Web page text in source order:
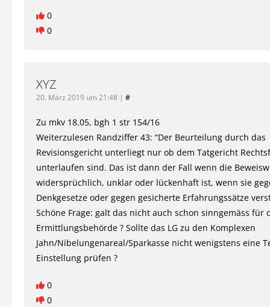
0
0
XYZ
20. März 2019 um 21:48 | #
Zu mkv 18.05, bgh 1 str 154/16
Weiterzulesen Randziffer 43: “Der Beurteilung durch das
Revisionsgericht unterliegt nur ob dem Tatgericht
unterlaufen sind. Das ist dann der Fall wenn die
widersprüchlich, unklar oder lückenhaft ist, wenn sie
Denkgesetze oder gegen gesicherte Erfahrungssätze
Schöne Frage: galt das nicht auch schon sinngemäss für
Ermittlungsbehörde ? Sollte das LG zu den Komplexen
Jahn/Nibelungenareal/Sparkasse nicht wenigstens eine
Einstellung prüfen ?
0
0